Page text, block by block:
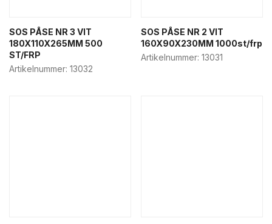
Cake boxes
Food-to-go
Popcorn & snack boxes
SOS PÅSE NR 3 VIT
180X110X265MM 500
ST/FRP
Artikelnummer: 13032
SOS PÅSE NR 2 VIT
160X90X230MM 1000st/frp
Artikelnummer: 13031